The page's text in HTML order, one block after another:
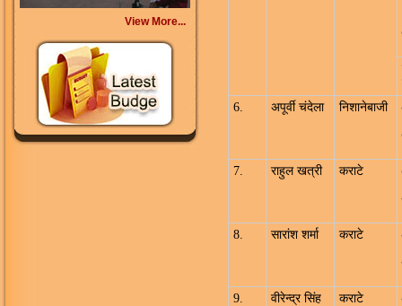
View More...
6. अपूर्वी चंदेला निशानेबाजी
7. राहुल खत्री कराटे
8. सारांश शर्मा कराटे
9. वीरेन्द्र सिंह कराटे